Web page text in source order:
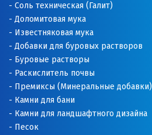
Соль техническая (Галит)
Доломитовая мука
Известняковая мука
Добавки для буровых растворов
Буровые растворы
Раскислитель почвы
Премиксы (Минеральные добавки)
Камни для бани
Камни для ландшафтного дизайна
Песок